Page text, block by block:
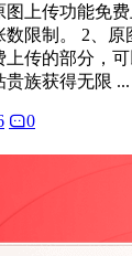
上传功能免费
限制。 2、
上传的部分，
族获得无限 ...
0